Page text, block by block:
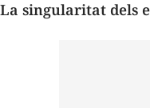
La singularitat dels